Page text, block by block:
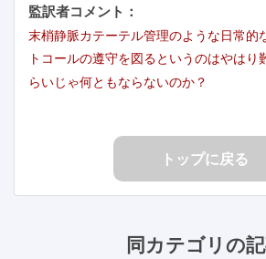
監訳者コメント：
末梢静脈カテーテル管理のような日常的
トコールの遵守を図るというのはやはり
らいじゃ何ともならないのか？
トップに戻る
同カテゴリの